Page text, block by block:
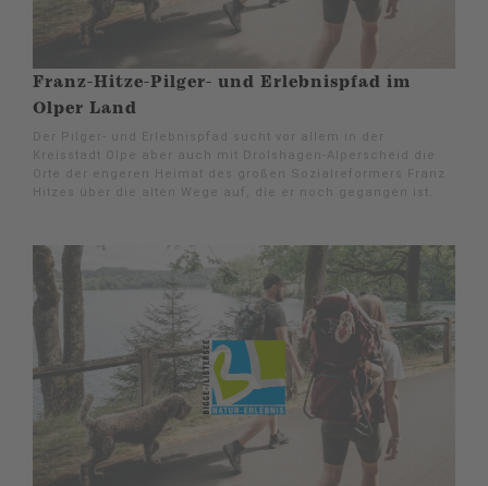
Franz-Hitze-Pilger- und Erlebnispfad im
Olper Land
Der Pilger- und Erlebnispfad sucht vor allem in der
Kreisstadt Olpe aber auch mit Drolshagen-Alperscheid die
Orte der engeren Heimat des großen Sozialreformers Franz
Hitzes über die alten Wege auf, die er noch gegangen ist.